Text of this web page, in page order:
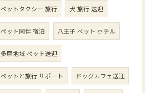
ペットタクシー 旅行 犬 旅行 送迎
ペット同伴 宿泊 八王子 ペット ホテル
多摩地域 ペット送迎
ペットと旅行 サポート ドッグカフェ送迎